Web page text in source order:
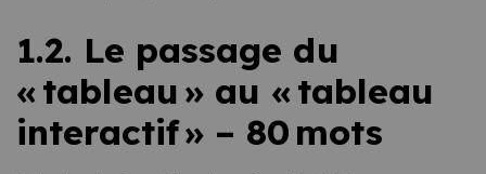
1.2. Le passage du
« tableau » au « tableau
interactif » – 80 mots